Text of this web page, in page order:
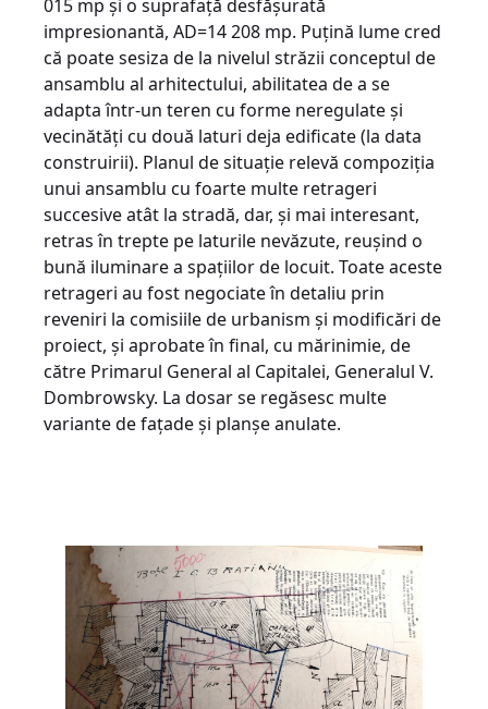
015 mp și o suprafață desfășurată
impresionantă, AD=14 208 mp. Puțină lume cred
că poate sesiza de la nivelul străzii conceptul de
ansamblu al arhitectului, abilitatea de a se
adapta într-un teren cu forme neregulate și
vecinătăți cu două laturi deja edificate (la data
construirii). Planul de situație relevă compoziția
unui ansamblu cu foarte multe retrageri
succesive atât la stradă, dar, și mai interesant,
retras în trepte pe laturile nevăzute, reușind o
bună iluminare a spațiilor de locuit. Toate aceste
retrageri au fost negociate în detaliu prin
reveniri la comisiile de urbanism și modificări de
proiect, și aprobate în final, cu mărinimie, de
către Primarul General al Capitalei, Generalul V.
Dombrowsky. La dosar se regăsesc multe
variante de fațade și planșe anulate.